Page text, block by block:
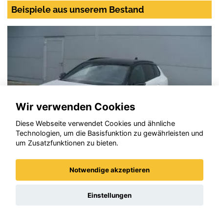
Beispiele aus unserem Bestand
Wir verwenden Cookies
Diese Webseite verwendet Cookies und ähnliche
Technologien, um die Basisfunktion zu gewährleisten und
um Zusatzfunktionen zu bieten.
Notwendige akzeptieren
Einstellungen